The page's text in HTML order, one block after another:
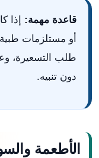
قاعدة مهمة: إذا
أو مستلزمات
طلب التسعيرة،
دون تنبيه.
الأطعمة